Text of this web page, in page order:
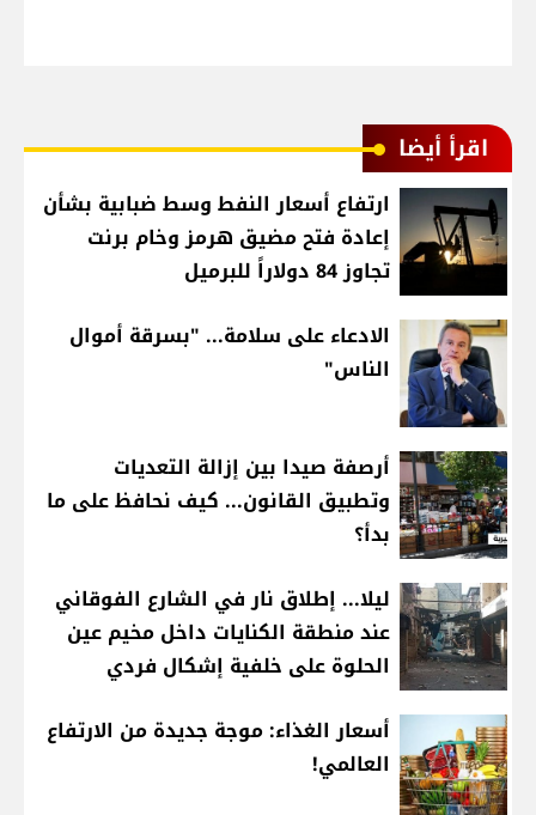
اقرأ أيضا
ارتفاع أسعار النفط وسط ضبابية بشأن
إعادة فتح مضيق هرمز وخام برنت
تجاوز 84 دولاراً للبرميل
الادعاء على سلامة... "بسرقة أموال
الناس"
أرصفة صيدا بين إزالة التعديات
وتطبيق القانون... كيف نحافظ على ما
بدأ؟
ليلا... إطلاق نار في الشارع الفوقاني
عند منطقة الكنايات داخل مخيم عين
الحلوة على خلفية إشكال فردي
أسعار الغذاء: موجة جديدة من الارتفاع
العالمي!